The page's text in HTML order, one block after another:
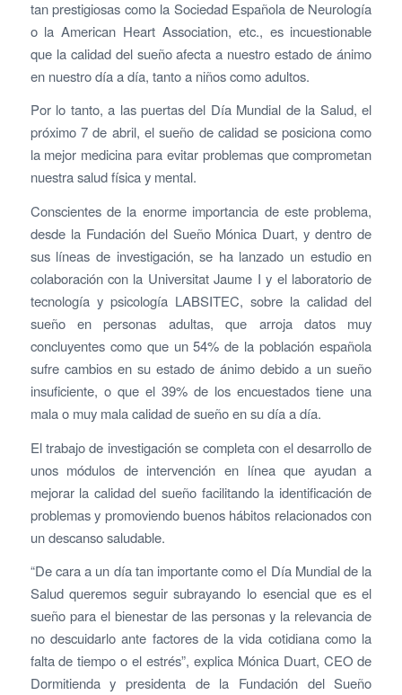
tan prestigiosas como la Sociedad Española de Neurología
o la American Heart Association, etc., es incuestionable
que la calidad del sueño afecta a nuestro estado de ánimo
en nuestro día a día, tanto a niños como adultos.
Por lo tanto, a las puertas del Día Mundial de la Salud, el
próximo 7 de abril, el sueño de calidad se posiciona como
la mejor medicina para evitar problemas que comprometan
nuestra salud física y mental.
Conscientes de la enorme importancia de este problema,
desde la Fundación del Sueño Mónica Duart, y dentro de
sus líneas de investigación, se ha lanzado un estudio en
colaboración con la Universitat Jaume I y el laboratorio de
tecnología y psicología LABSITEC, sobre la calidad del
sueño en personas adultas, que arroja datos muy
concluyentes como que un 54% de la población española
sufre cambios en su estado de ánimo debido a un sueño
insuficiente, o que el 39% de los encuestados tiene una
mala o muy mala calidad de sueño en su día a día.
El trabajo de investigación se completa con el desarrollo de
unos módulos de intervención en línea que ayudan a
mejorar la calidad del sueño facilitando la identificación de
problemas y promoviendo buenos hábitos relacionados con
un descanso saludable.
“De cara a un día tan importante como el Día Mundial de la
Salud queremos seguir subrayando lo esencial que es el
sueño para el bienestar de las personas y la relevancia de
no descuidarlo ante factores de la vida cotidiana como la
falta de tiempo o el estrés”, explica Mónica Duart, CEO de
Dormitienda y presidenta de la Fundación del Sueño